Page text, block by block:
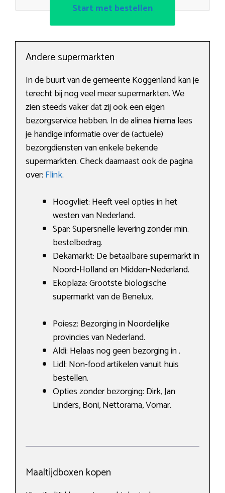
Start met bestellen
Andere supermarkten
In de buurt van de gemeente Koggenland kan je
terecht bij nog veel meer supermarkten. We
zien steeds vaker dat zij ook een eigen
bezorgservice hebben. In de alinea hierna lees
je handige informatie over de (actuele)
bezorgdiensten van enkele bekende
supermarkten. Check daarnaast ook de pagina
over: Flink.
Hoogvliet: Heeft veel opties in het
westen van Nederland.
Spar: Supersnelle levering zonder min.
bestelbedrag.
Dekamarkt: De betaalbare supermarkt in
Noord-Holland en Midden-Nederland.
Ekoplaza: Grootste biologische
supermarkt van de Benelux.
Poiesz: Bezorging in Noordelijke
provincies van Nederland.
Aldi: Helaas nog geen bezorging in .
Lidl: Non-food artikelen vanuit huis
bestellen.
Opties zonder bezorging: Dirk, Jan
Linders, Boni, Nettorama, Vomar.
Maaltijdboxen kopen